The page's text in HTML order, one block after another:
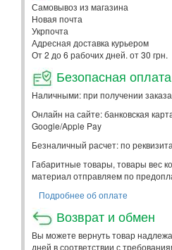
Самовывоз из магазина
Новая почта
Укрпочта
Адресная доставка курьером
От 2 до 6 рабочих дней. от 30 грн.
Безопасная оплата
Наличными: при получении заказа
Онлайн на сайте: банковская
Google/Apple Pay
Безналичный расчет: по
Габаритные товары, товары вес
материал отправляем по
Подробнее об оплате
Возврат и обмен
Вы можете вернуть товар
дней в соответствии с